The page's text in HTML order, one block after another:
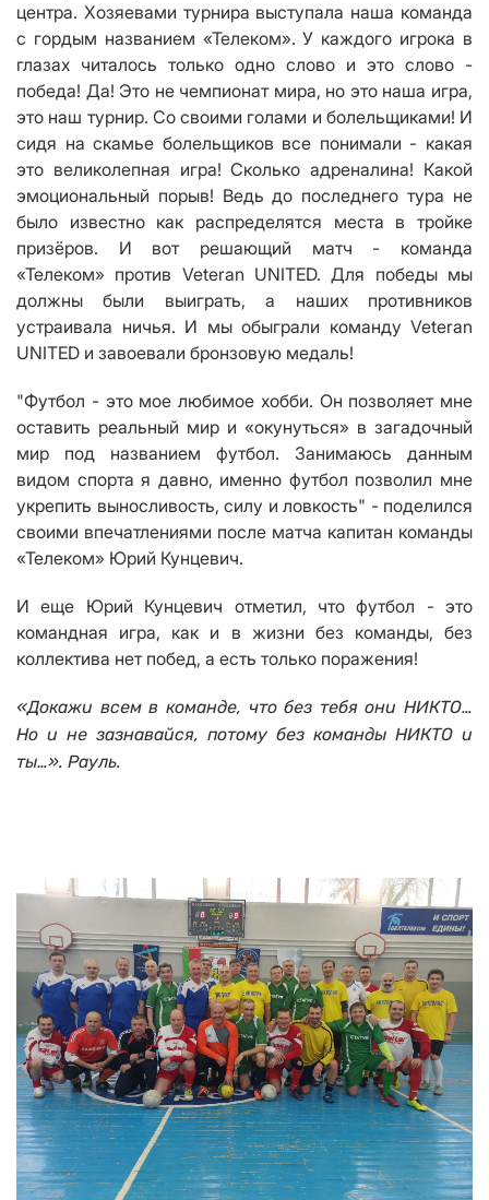
центра. Хозяевами турнира выступала наша команда
с гордым названием «Телеком». У каждого игрока в
глазах читалось только одно слово и это слово -
победа! Да! Это не чемпионат мира, но это наша игра,
это наш турнир. Со своими голами и болельщиками! И
сидя на скамье болельщиков все понимали - какая
это великолепная игра! Сколько адреналина! Какой
эмоциональный порыв! Ведь до последнего тура не
было известно как распределятся места в тройке
призёров. И вот решающий матч - команда
«Телеком» против Veteran UNITED. Для победы мы
должны были выиграть, а наших противников
устраивала ничья. И мы обыграли команду Veteran
UNITED и завоевали бронзовую медаль!
"Футбол - это мое любимое хобби. Он позволяет мне
оставить реальный мир и «окунуться» в загадочный
мир под названием футбол. Занимаюсь данным
видом спорта я давно, именно футбол позволил мне
укрепить выносливость, силу и ловкость" - поделился
своими впечатлениями после матча капитан команды
«Телеком» Юрий Кунцевич.
И еще Юрий Кунцевич отметил, что футбол - это
командная игра, как и в жизни без команды, без
коллектива нет побед, а есть только поражения!
«Докажи всем в команде, что без тебя они НИКТО…
Но и не зазнавайся, потому без команды НИКТО и
ты…». Рауль.